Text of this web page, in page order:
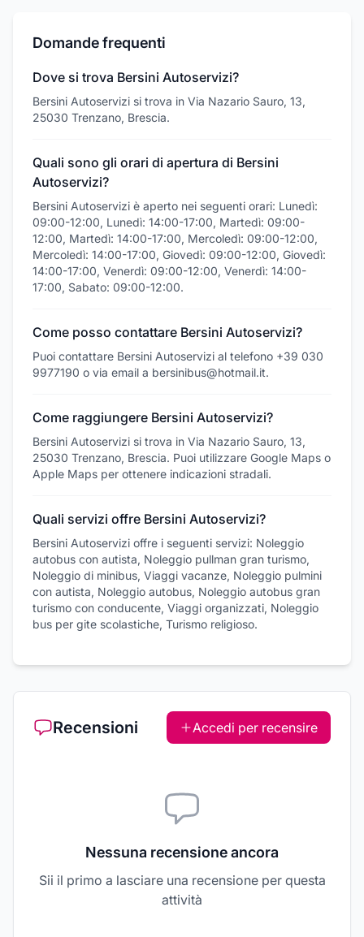
Domande frequenti
Dove si trova Bersini Autoservizi?
Bersini Autoservizi si trova in Via Nazario Sauro, 13,
25030 Trenzano, Brescia.
Quali sono gli orari di apertura di Bersini
Autoservizi?
Bersini Autoservizi è aperto nei seguenti orari: Lunedì:
09:00-12:00, Lunedì: 14:00-17:00, Martedì: 09:00-
12:00, Martedì: 14:00-17:00, Mercoledì: 09:00-12:00,
Mercoledì: 14:00-17:00, Giovedì: 09:00-12:00, Giovedì:
14:00-17:00, Venerdì: 09:00-12:00, Venerdì: 14:00-
17:00, Sabato: 09:00-12:00.
Come posso contattare Bersini Autoservizi?
Puoi contattare Bersini Autoservizi al telefono +39 030
9977190 o via email a bersinibus@hotmail.it.
Come raggiungere Bersini Autoservizi?
Bersini Autoservizi si trova in Via Nazario Sauro, 13,
25030 Trenzano, Brescia. Puoi utilizzare Google Maps o
Apple Maps per ottenere indicazioni stradali.
Quali servizi offre Bersini Autoservizi?
Bersini Autoservizi offre i seguenti servizi: Noleggio
autobus con autista, Noleggio pullman gran turismo,
Noleggio di minibus, Viaggi vacanze, Noleggio pulmini
con autista, Noleggio autobus, Noleggio autobus gran
turismo con conducente, Viaggi organizzati, Noleggio
bus per gite scolastiche, Turismo religioso.
Recensioni Accedi per recensire
Nessuna recensione ancora
Sii il primo a lasciare una recensione per questa
attività